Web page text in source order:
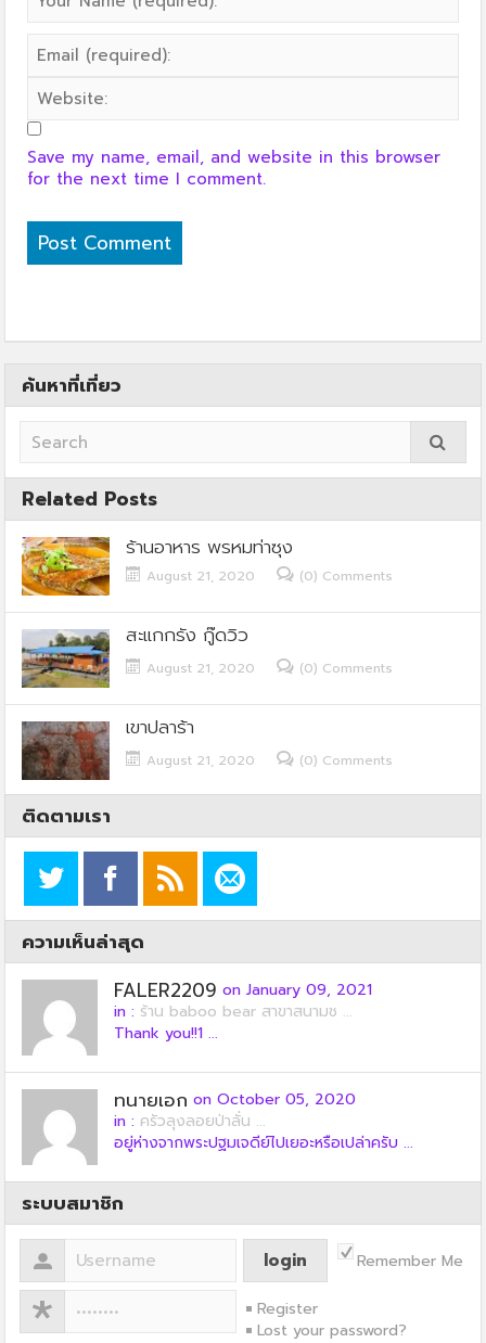
Save my name, email, and website in this browser
for the next time I comment.
ค้นหาที่เที่ยว
Related Posts
ร้านอาหาร พรหมท่าซุง
August 21, 2020 (0) Comments
สะแกกรัง กู๊ดวิว
August 21, 2020 (0) Comments
เขาปลาร้า
August 21, 2020 (0) Comments
ติดตามเรา
ความเห็นล่าสุด
FALER2209 on January 09, 2021
in : ร้าน baboo bear สาขาสนามช ...
Thank you!!1 ...
ทนายเอก on October 05, 2020
in : ครัวลุงลอยป่าลั่น ...
อยู่ห่างจากพระปฐมเจดีย์ไปเยอะหรือเปล่าครับ ...
ระบบสมาชิก
Remember Me
Register
Lost your password?